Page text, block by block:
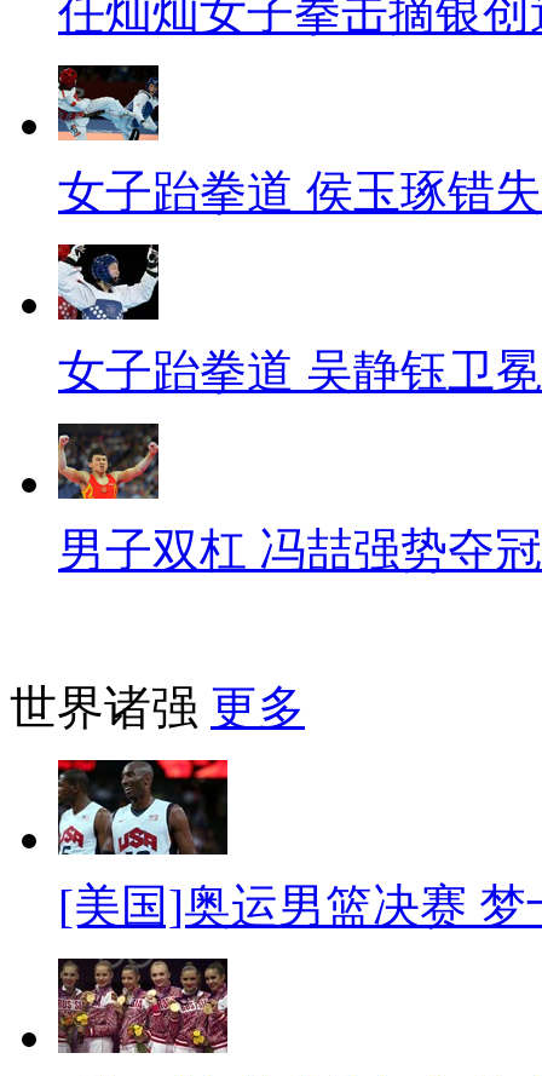
任灿灿女子拳击摘银
女子跆拳道 侯玉琢错
女子跆拳道 吴静钰卫冕
男子双杠 冯喆强势夺冠
世界诸强 更多
[美国]奥运男篮决赛